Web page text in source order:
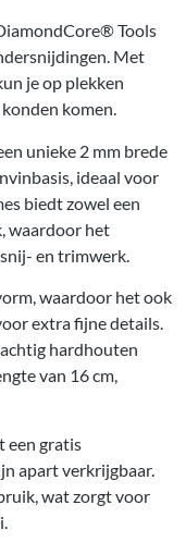
Tools
Met
je op plekken
komen.
unieke 2 mm brede
ideaal voor
biedt zowel een
waardoor het
en trimwerk.
waardoor het ook
extra fijne details.
hardhouten
van 16 cm,
een gratis
apart verkrijgbaar.
wat zorgt voor